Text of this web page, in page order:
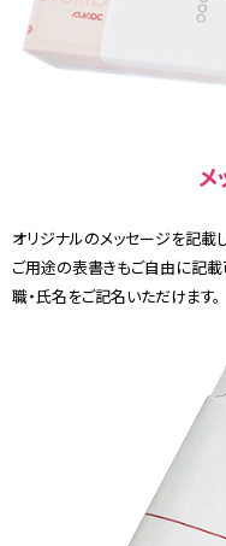
メ
オリジナルのメッセージを記載
ご用途の表書きもご自由に記
職・氏名をご記名いただけます。